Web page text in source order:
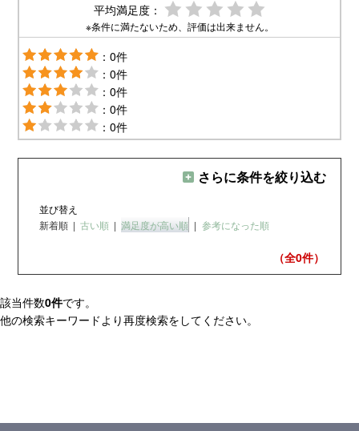
平均満足度：
※条件に満たないため、評価は出来ません。
：0件
：0件
：0件
：0件
：0件
さらに条件を絞り込む
並び替え
新着順 | 古い順 | 満足度が高い順 | 参考になった順
（全0件）
該当件数0件です。
他の検索キーワードより再度検索をしてください。